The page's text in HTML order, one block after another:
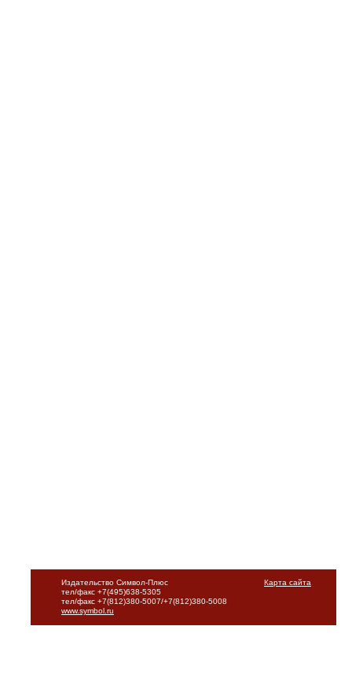
Карта сайта
Издательство Символ-Плюс
тел/факс +7(495)638-5305
тел/факс +7(812)380-5007/+7(812)380-5008
www.symbol.ru